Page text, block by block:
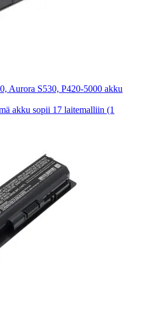
Aurora S530, P420-5000 akku
akku sopii 17 laitemalliin (1